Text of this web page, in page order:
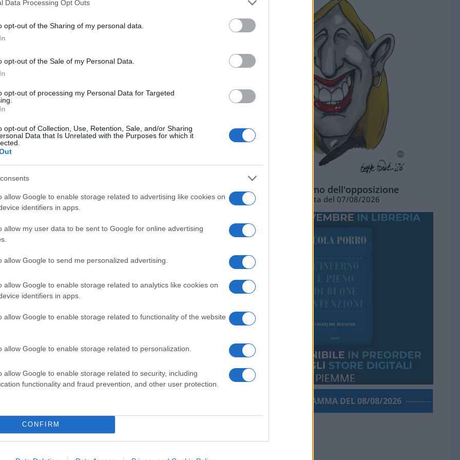
Data Processing Opt Outs
opt-out of the Sharing of my personal data.
opt-out of the Sale of my Personal Data.
opt-out of processing my Personal Data for Targeted
opt-out of Collection, Use, Retention, Sale, and/or Sharing
Data that Is Unrelated with the Purposes for which it
allow Google to enable storage related to advertising like cookies on
identifiers in apps.
allow my user data to be sent to Google for online advertising
allow Google to send me personalized advertising.
allow Google to enable storage related to analytics like cookies on
identifiers in apps.
allow Google to enable storage related to functionality of the website
allow Google to enable storage related to personalization.
allow Google to enable storage related to security, including
functionality and fraud prevention, and other user protection.
CONFIRM
veramente a fondo quale sia
di quello che è da sempreuno degli
dello Stato
la sua nomina alla guida della
alla difesa e alla sicurezza della
ma non casualmente inedite:
di segretario del Consiglio Supremo
il ruolo affidato a un militare,
dei generali inaspettatamente scavalcati
a ben guardare, sono le tempistiche
viene posto a capo della
2022,proprio in concomitanza con
ritorno delle ostilità nel vecchio
a fare sul Garofani-gate
si è trattato di una semplice coincidenza,
Quirinale di
potesse deviare rispetto alla naturale
Quale? Chiaramente una posizione
un pieno e totale sostegno alla causa
vari. La nomina di Francesco
L'ottimismo dell'opposizione
Vignetta del 07/08/2026
PORROGRAMMA DEL 08/08/2026